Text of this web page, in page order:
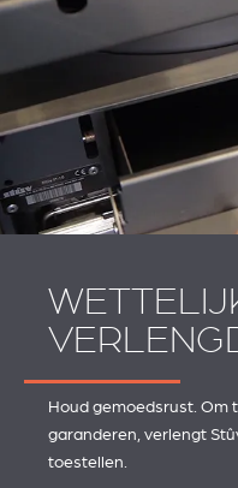
Houd gemoedsrust.
garanderen, verlengt
toestellen.